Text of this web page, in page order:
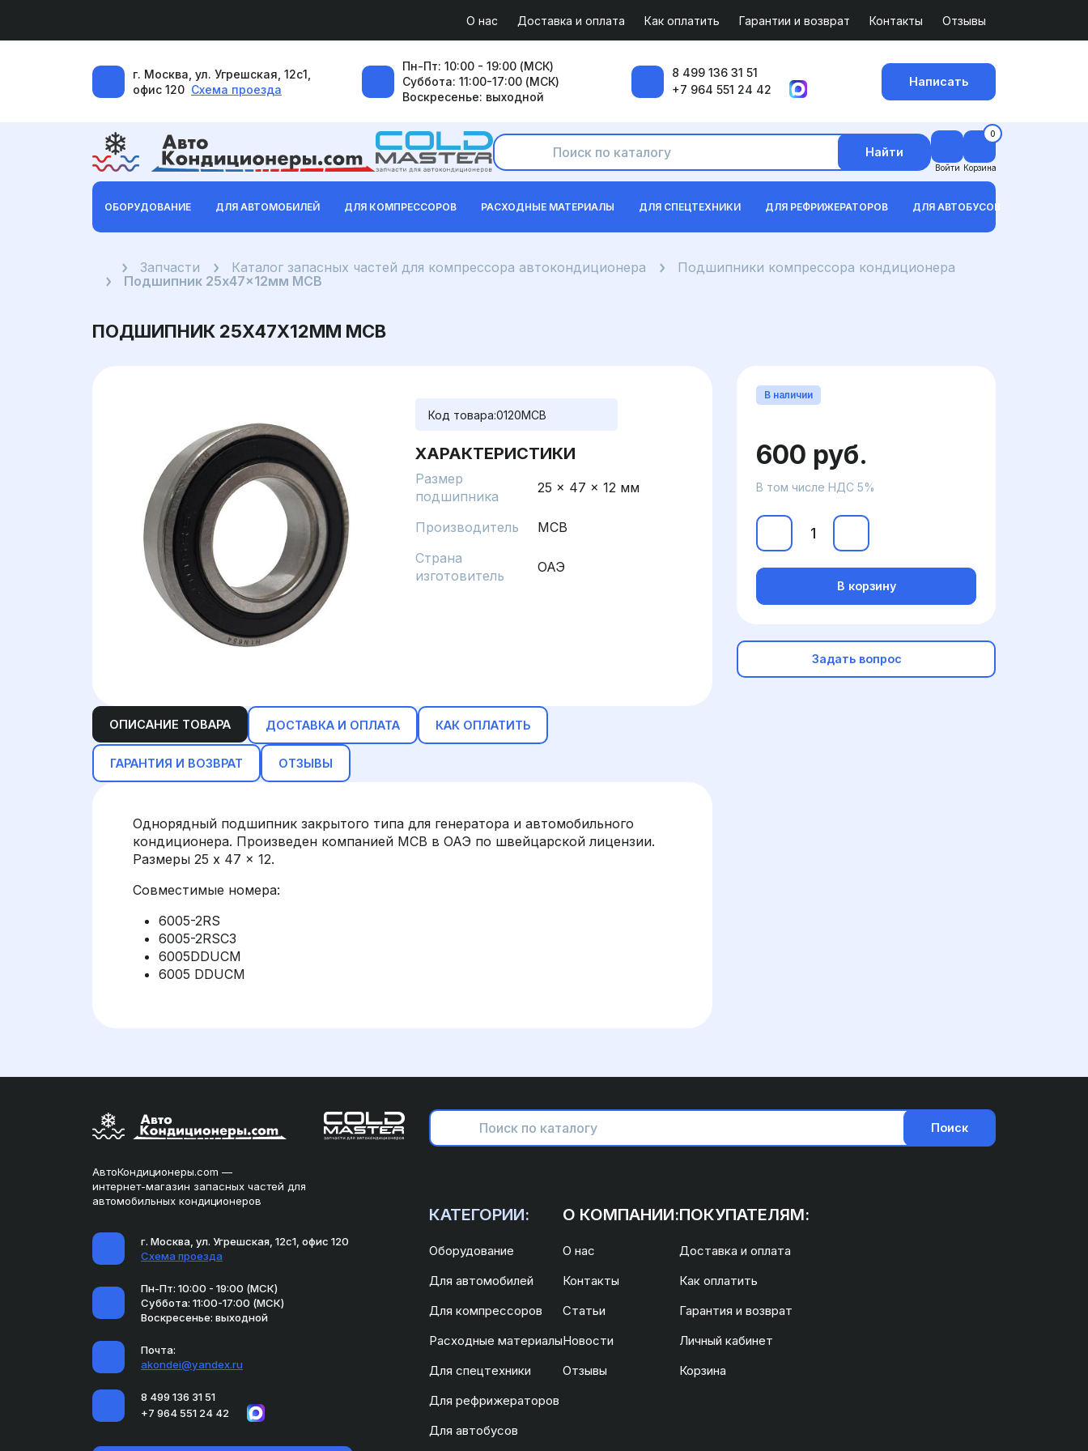
О нас Доставка и оплата Как оплатить Гарантии и возврат Контакты Отзывы
г. Москва, ул. Угрешская, 12с1,
офис 120 Схема проезда
Пн-Пт: 10:00 - 19:00 (МСК)
Суббота: 11:00-17:00 (МСК)
Воскресенье: выходной
8 499 136 31 51
+7 964 551 24 42
Написать
Найти
Войти
0
Корзина
ОБОРУДОВАНИЕ ДЛЯ АВТОМОБИЛЕЙ ДЛЯ КОМПРЕССОРОВ РАСХОДНЫЕ МАТЕРИАЛЫ ДЛЯ СПЕЦТЕХНИКИ ДЛЯ РЕФРИЖЕРАТОРОВ ДЛЯ АВТОБУСОВ
ГлавнаяЗапчасти Каталог запасных частей для компрессора автокондиционера
Подшипники компрессора кондиционера
Подшипник 25x47x12мм MCB
ПОДШИПНИК 25X47X12ММ MCB
Код товара:0120MCB
ХАРАКТЕРИСТИКИ
Размер
подшипника
25 x 47 x 12 мм
Производитель
MCB
Страна
изготовитель
ОАЭ
ОПИСАНИЕ ТОВАРА ДОСТАВКА И ОПЛАТА КАК ОПЛАТИТЬ
ГАРАНТИЯ И ВОЗВРАТ ОТЗЫВЫ
Однорядный подшипник закрытого типа для генератора и автомобильного
кондиционера. Произведен компанией MCB в ОАЭ по швейцарской лицензии.
Размеры 25 x 47 x 12.
Совместимые номера:
6005-2RS
6005-2RSC3
6005DDUCM
6005 DDUCM
В наличии
600 руб.
В том числе НДС 5%
В корзину
Задать вопрос
АвтоКондиционеры.com —
интернет-магазин запасных частей для
автомобильных кондиционеров
г. Москва, ул. Угрешская, 12с1, офис 120
Схема проезда
Пн-Пт: 10:00 - 19:00 (МСК)
Суббота: 11:00-17:00 (МСК)
Воскресенье: выходной
Почта:
akondei@yandex.ru
8 499 136 31 51
+7 964 551 24 42
Поиск
КАТЕГОРИИ:
Оборудование
Для автомобилей
Для компрессоров
Расходные материалы
Для спецтехники
Для рефрижераторов
Для автобусов
О КОМПАНИИ:
О нас
Контакты
Статьи
Новости
Отзывы
ПОКУПАТЕЛЯМ:
Доставка и оплата
Как оплатить
Гарантия и возврат
Личный кабинет
Корзина